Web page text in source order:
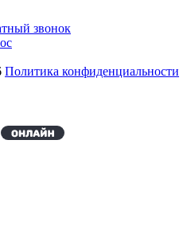
звонок
Политика конфиденциальности